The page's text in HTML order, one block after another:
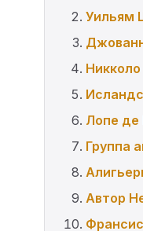
Уильям
Лопе де
Группа
Автор